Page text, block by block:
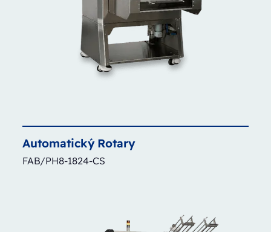
Automatický Rotary
FAB/PH8-1824-CS